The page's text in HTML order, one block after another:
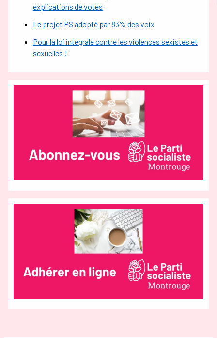
explications de votes
Le projet PS adopté par 83% des voix
Pour la loi intégrale contre les violences sexistes et
sexuelles !